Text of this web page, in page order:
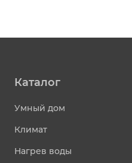
Каталог
Умный дом
Климат
Нагрев воды